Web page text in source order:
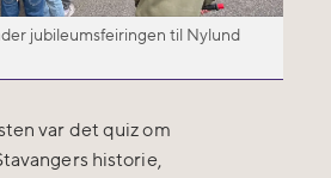
jubileumsfeiringen til Nylund
var det quiz om
historie,